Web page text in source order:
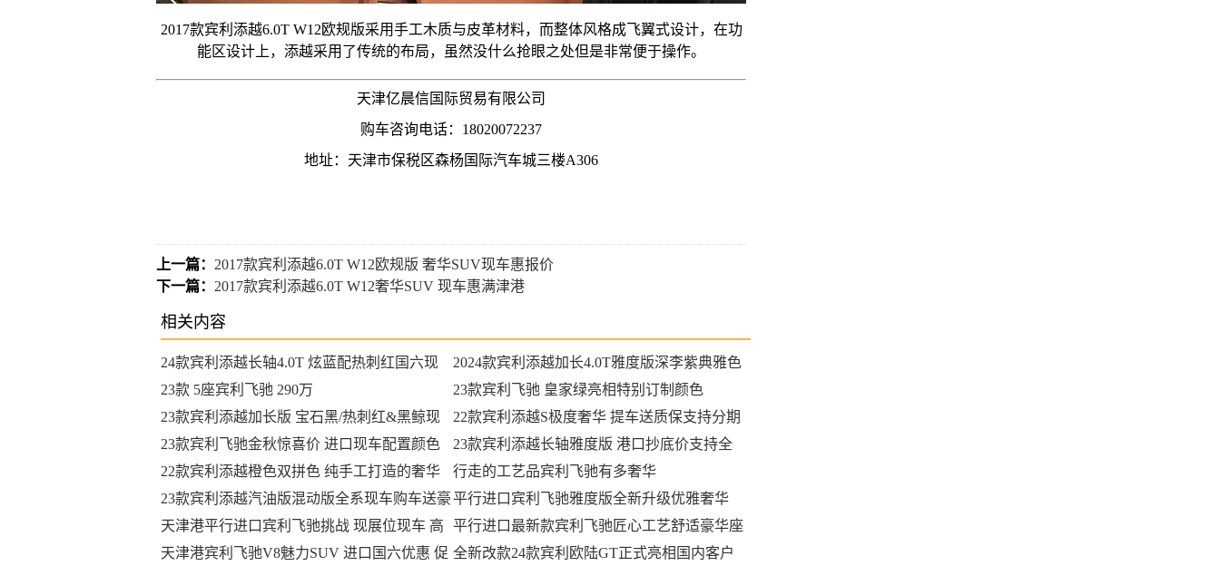
2017款宾利添越6.0T W12欧规版采用手工木质与皮革材料，而整体风格成飞翼式设计，在功
能区设计上，添越采用了传统的布局，虽然没什么抢眼之处但是非常便于操作。
天津亿晨信国际贸易有限公司
购车咨询电话：18020072237
地址：天津市保税区森杨国际汽车城三楼A306
上一篇： 2017款宾利添越6.0T W12欧规版 奢华SUV现车惠报价
下一篇： 2017款宾利添越6.0T W12奢华SUV 现车惠满津港
相关内容
24款宾利添越长轴4.0T 炫蓝配热刺红国六现
车售全国
2024款宾利添越加长4.0T雅度版深李紫典雅色
港口现车
23款 5座宾利飞驰 290万
23款宾利飞驰 皇家绿亮相特别订制颜色
23款宾利添越加长版 宝石黑/热刺红&黑鲸现
车
22款宾利添越S极度奢华 提车送质保支持分期
23款宾利飞驰金秋惊喜价 进口现车配置颜色
全
23款宾利添越长轴雅度版 港口抄底价支持全
国分期
22款宾利添越橙色双拼色 纯手工打造的奢华
感受
行走的工艺品宾利飞驰有多奢华
23款宾利添越汽油版混动版全系现车购车送豪
礼
平行进口宾利飞驰雅度版全新升级优雅奢华
天津港平行进口宾利飞驰挑战 现展位现车 高
配置最低价
平行进口最新款宾利飞驰匠心工艺舒适豪华座
驾港口现车钜惠促销
天津港宾利飞驰V8魅力SUV 进口国六优惠 促 全新改款24款宾利欧陆GT正式亮相国内客户